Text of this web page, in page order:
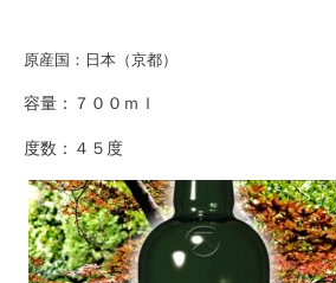
原産国：日本（京都）
容量：７００ｍｌ
度数：４５度